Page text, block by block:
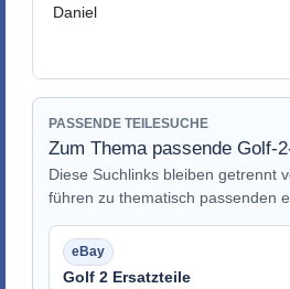
Daniel
PASSENDE TEILESUCHE
Zum Thema passende Golf-
Diese Suchlinks bleiben getrennt
führen zu thematisch passenden
Golf 2 Ersatzteile